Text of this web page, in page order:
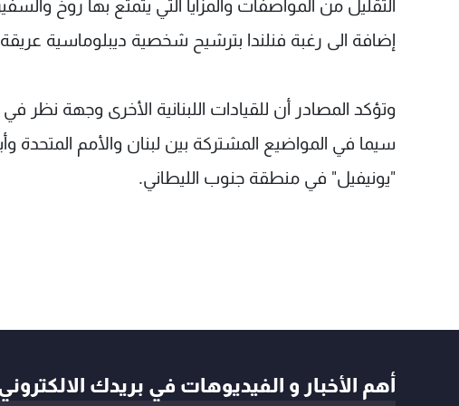
التقليل من المواصفات والمزايا التي يتمتع بها روخ
إضافة الى رغبة فنلندا بترشيح شخصية ديبلوماسية
وتؤكد المصادر أن للقيادات اللبنانية الأخرى وجهة نظر في
"يونيفيل" في منطقة جنوب الليطاني.
أهم الأخبار و الفيديوهات في بريدك